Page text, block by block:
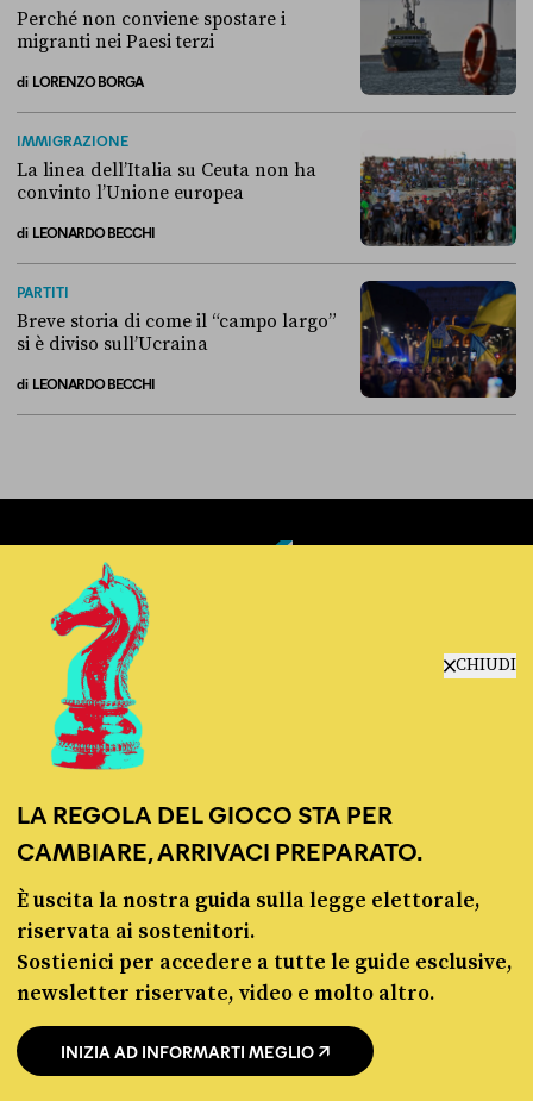
CHIUDI
LA REGOLA DEL GIOCO STA PER
CAMBIARE, ARRIVACI PREPARATO.
È uscita la nostra guida sulla legge elettorale,
riservata ai sostenitori.
Sostienici per accedere a tutte le guide esclusive,
newsletter riservate, video e molto altro.
INIZIA AD INFORMARTI MEGLIO
Perché non conviene spostare i
migranti nei Paesi terzi
di LORENZO BORGA
IMMIGRAZIONE
La linea dell’Italia su Ceuta non ha
convinto l’Unione europea
di LEONARDO BECCHI
PARTITI
Breve storia di come il “campo largo”
si è diviso sull’Ucraina
di LEONARDO BECCHI
Fact-checking e informazione
manifesto
redazione
progetti
lavora con noi
contattaci